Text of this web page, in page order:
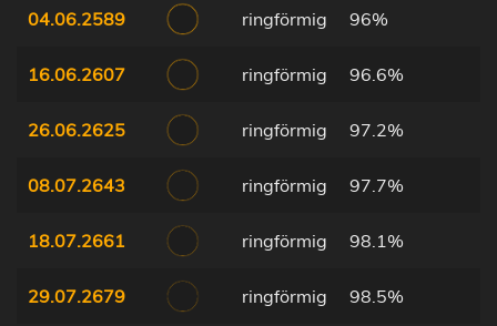
04.06.2589 ringförmig 96%
16.06.2607 ringförmig 96.6%
26.06.2625 ringförmig 97.2%
08.07.2643 ringförmig 97.7%
18.07.2661 ringförmig 98.1%
29.07.2679 ringförmig 98.5%